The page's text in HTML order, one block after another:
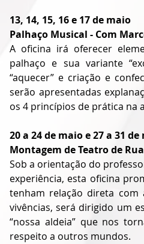
13, 14, 15, 16 e 17 de maio
Palhaço Musical - Com
A oficina irá oferecer
palhaço e sua variante
“aquecer” e criação e
serão apresentadas
os 4 princípios de prática na
20 a 24 de maio e 27 a 31
Montagem de Teatro de
Sob a orientação do
experiência, esta oficina
tenham relação direta com
vivências, será dirigido um
“nossa aldeia” que nos
respeito a outros mundos.